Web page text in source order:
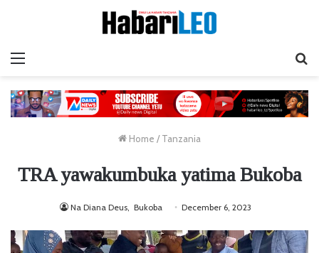
Home / Tanzania
TRA yawakumbuka yatima Bukoba
Na Diana Deus, Bukoba December 6, 2023